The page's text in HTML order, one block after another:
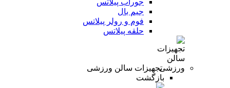
جوراب پیلاتس
جیم بال
فوم و رولر پیلاتس
حلقه پیلاتس
تجهیزات سالن ورزشی
بازگشت